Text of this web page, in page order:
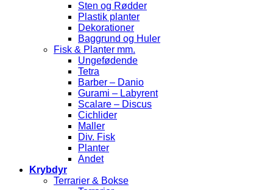
Sten og Rødder
Plastik planter
Dekorationer
Baggrund og Huler
Fisk & Planter mm.
Ungefødende
Tetra
Barber – Danio
Gurami – Labyrent
Scalare – Discus
Cichlider
Maller
Div. Fisk
Planter
Andet
Krybdyr
Terrarier & Bokse